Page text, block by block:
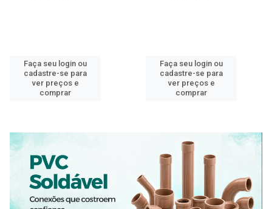
Faça seu login ou
cadastre-se para
ver preços e
comprar
Faça seu login ou
cadastre-se para
ver preços e
comprar